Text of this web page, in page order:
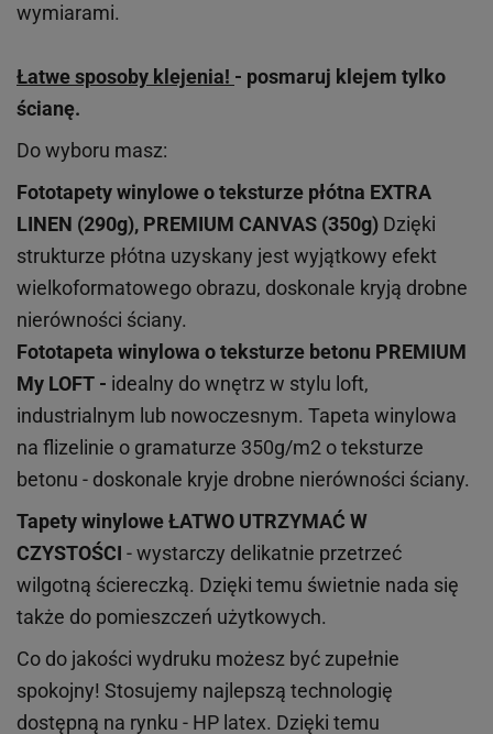
wymiarami.
Łatwe sposoby klejenia! - posmaruj klejem tylko
ścianę.
Do wyboru masz:
Fototapety winylowe oteksturze płótna EXTRA
LINEN (290g), PREMIUM CANVAS (350g) Dzięki
strukturze płótna uzyskany jest wyjątkowy efekt
wielkoformatowego obrazu, doskonale kryją drobne
nierówności ściany.
Fototapeta winylowa oteksturze betonu PREMIUM
My LOFT - idealny do wnętrz w stylu loft,
industrialnym lub nowoczesnym. Tapeta winylowa
na flizelinie o gramaturze 350g/m2 o teksturze
betonu - doskonale kryje drobne nierówności ściany.
Tapety winyloweŁATWO UTRZYMAĆ W
CZYSTOŚCI - wystarczy delikatnie przetrzeć
wilgotną ściereczką. Dzięki temu świetnie nada się
także do pomieszczeń użytkowych.
Co do jakości wydruku możesz być zupełnie
spokojny! Stosujemy najlepszą technologię
dostępną na rynku - HP latex. Dzięki temu